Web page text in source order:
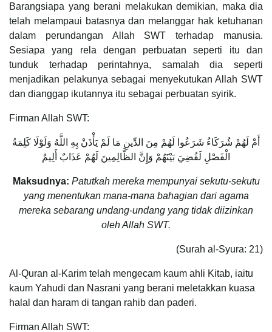
Barangsiapa yang berani melakukan demikian, maka dia
telah melampaui batasnya dan melanggar hak ketuhanan
dalam perundangan Allah SWT terhadap manusia.
Sesiapa yang rela dengan perbuatan seperti itu dan
tunduk terhadap perintahnya, samalah dia seperti
menjadikan pelakunya sebagai menyekutukan Allah SWT
dan dianggap ikutannya itu sebagai perbuatan syirik.
Firman Allah SWT:
أَمْ لَهُمْ شُرَكَاءُ شَرَعُوا لَهُمْ مِنَ الدِّينِ مَا لَمْ يَأْذَنْ بِهِ اللَّهُ وَلَوْلَا كَلِمَةُ
الْفَصْلِ لَقُضِيَ بَيْنَهُمْ وَإِنَّ الظَّالِمِينَ لَهُمْ عَذَابٌ أَلِيمٌ
Maksudnya: Patutkah mereka mempunyai sekutu-sekutu
yang menentukan mana-mana bahagian dari agama
mereka sebarang undang-undang yang tidak diizinkan
oleh Allah SWT.
(Surah al-Syura: 21)
Al-Quran al-Karim telah mengecam kaum ahli Kitab, iaitu
kaum Yahudi dan Nasrani yang berani meletakkan kuasa
halal dan haram di tangan rahib dan paderi.
Firman Allah SWT: